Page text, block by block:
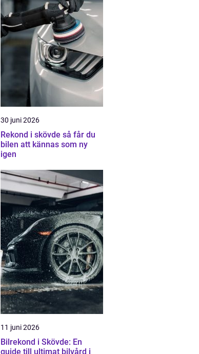
30 juni 2026
Rekond i skövde så får du
bilen att kännas som ny
igen
11 juni 2026
Bilrekond i Skövde: En
guide till ultimat bilvård i